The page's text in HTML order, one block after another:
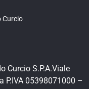
Curcio
Curcio S.P.A.Viale
P.IVA 05398071000 –